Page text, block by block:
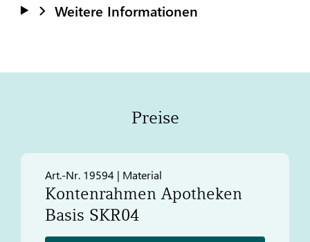
Weitere Informationen
Preise
Art.-Nr. 19594 | Material
Kontenrahmen Apotheken
Basis SKR04